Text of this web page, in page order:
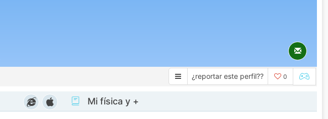
¿reportar este perfil?? 0
Mi física y +